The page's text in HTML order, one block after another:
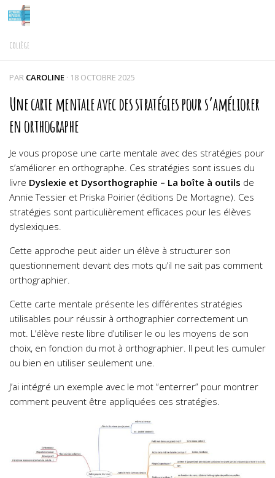
Skip to content
COLLÈGE
PAR CAROLINE · 18 OCTOBRE 2025
Une carte mentale avec des stratégies pour s’améliorer
en orthographe
Je vous propose une carte mentale avec des stratégies pour
s’améliorer en orthographe. Ces stratégies sont issues du
livre Dyslexie et Dysorthographie – La boîte à outils de
Annie Tessier et Priska Poirier (éditions De Mortagne). Ces
stratégies sont particulièrement efficaces pour les élèves
dyslexiques.
Cette approche peut aider un élève à structurer son
questionnement devant des mots qu’il ne sait pas comment
orthographier.
Cette carte mentale présente les différentes stratégies
utilisables pour réussir à orthographier correctement un
mot. L’élève reste libre d’utiliser le ou les moyens de son
choix, en fonction du mot à orthographier. Il peut les cumuler
ou bien en utiliser seulement une.
J’ai intégré un exemple avec le mot “enterrer” pour montrer
comment peuvent être appliquées ces stratégies.